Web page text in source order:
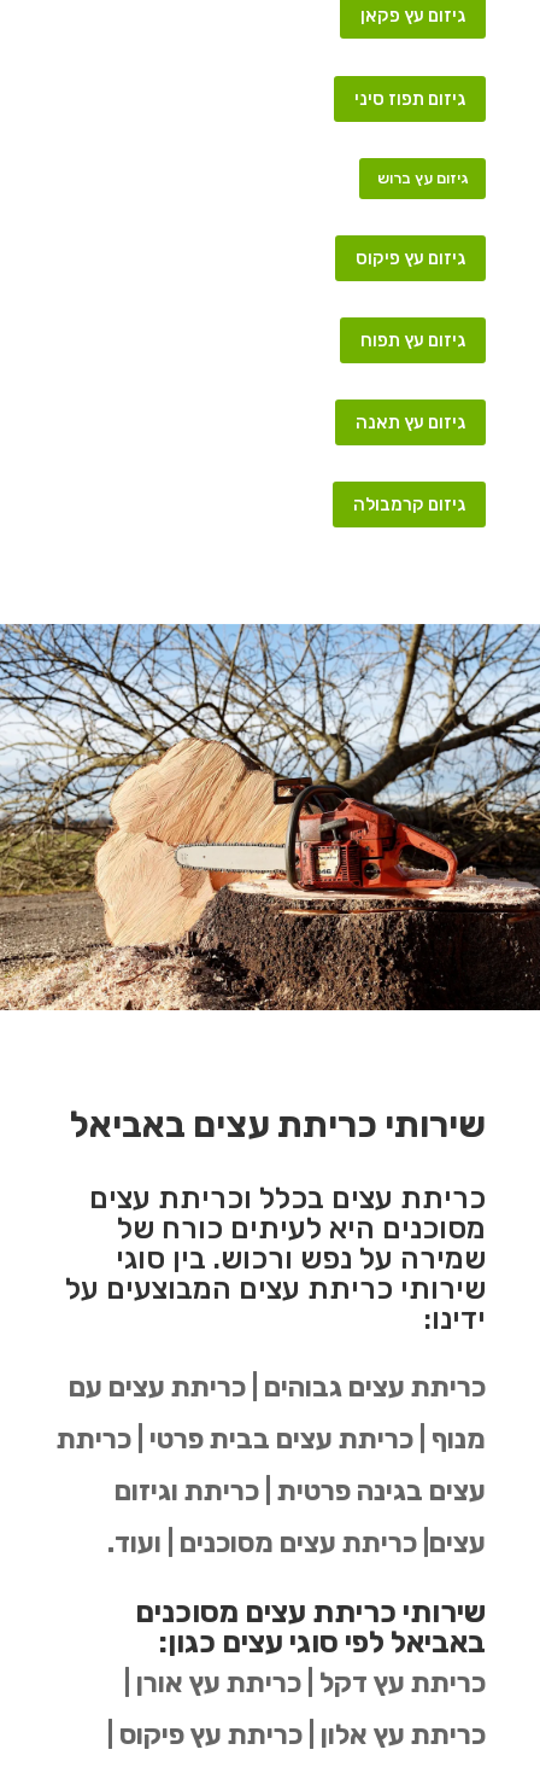
גיזום עץ פקאן
גיזום תפוז סיני
גיזום עץ ברוש
גיזום עץ פיקוס
גיזום עץ תפוח
גיזום עץ תאנה
גיזום קרמבולה
שירותי כריתת עצים באביאל
כריתת עצים בכלל וכריתת עצים
מסוכנים היא לעיתים כורח של
שמירה על נפש ורכוש. בין סוגי
שירותי כריתת עצים המבוצעים על
ידינו:
כריתת עצים גבוהים | כריתת עצים עם
מנוף | כריתת עצים בבית פרטי | כריתת
עצים בגינה פרטית | כריתת וגיזום
עצים| כריתת עצים מסוכנים | ועוד.
שירותי כריתת עצים מסוכנים
באביאל לפי סוגי עצים כגון:
כריתת עץ דקל | כריתת עץ אורן |
כריתת עץ אלון | כריתת עץ פיקוס |